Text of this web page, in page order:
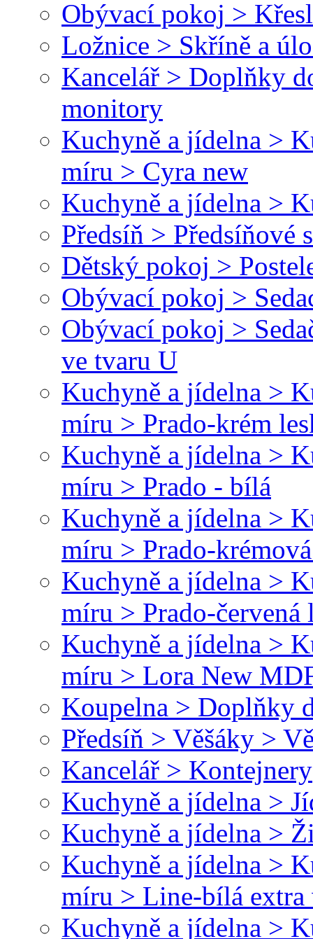
Obývací pokoj >
Ložnice > Skříně a
Kancelář > Doplňky
monitory
Kuchyně a jídelna >
míru > Cyra new
Kuchyně a jídelna >
Předsíň > Předsíňové
Dětský pokoj >
Obývací pokoj >
Obývací pokoj >
ve tvaru U
Kuchyně a jídelna >
míru > Prado-krém
Kuchyně a jídelna >
míru > Prado - bílá
Kuchyně a jídelna >
míru > Prado-
Kuchyně a jídelna >
míru > Prado-červená
Kuchyně a jídelna >
míru > Lora New
Koupelna > Doplňky
Předsíň > Věšáky >
Kancelář > Kontejnery
Kuchyně a jídelna >
Kuchyně a jídelna >
Kuchyně a jídelna >
míru > Line-bílá extra
Kuchyně a jídelna >